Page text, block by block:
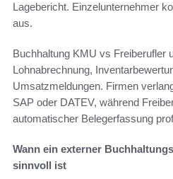
Lagebericht. Einzelunternehmer
aus.
Buchhaltung KMU vs Freiberufler
Lohnabrechnung,
Umsatzmeldungen. Firmen
SAP oder DATEV, während
automatischer Belegerfassung
Wann ein externer
sinnvoll ist